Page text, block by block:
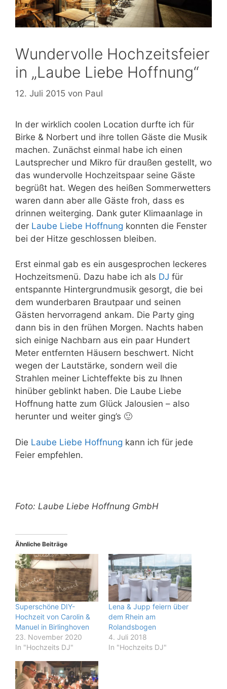
Wundervolle Hochzeitsfeier
in „Laube Liebe Hoffnung“
12. Juli 2015 von Paul
In der wirklich coolen Location durfte ich für
Birke & Norbert und ihre tollen Gäste die Musik
machen. Zunächst einmal habe ich einen
Lautsprecher und Mikro für draußen gestellt, wo
das wundervolle Hochzeitspaar seine Gäste
begrüßt hat. Wegen des heißen Sommerwetters
waren dann aber alle Gäste froh, dass es
drinnen weiterging. Dank guter Klimaanlage in
der Laube Liebe Hoffnung konnten die Fenster
bei der Hitze geschlossen bleiben.
Erst einmal gab es ein ausgesprochen leckeres
Hochzeitsmenü. Dazu habe ich als DJ für
entspannte Hintergrundmusik gesorgt, die bei
dem wunderbaren Brautpaar und seinen
Gästen hervorragend ankam. Die Party ging
dann bis in den frühen Morgen. Nachts haben
sich einige Nachbarn aus ein paar Hundert
Meter entfernten Häusern beschwert. Nicht
wegen der Lautstärke, sondern weil die
Strahlen meiner Lichteffekte bis zu Ihnen
hinüber geblinkt haben. Die Laube Liebe
Hoffnung hatte zum Glück Jalousien – also
herunter und weiter ging’s 🙂
Die Laube Liebe Hoffnung kann ich für jede
Feier empfehlen.
Foto: Laube Liebe Hoffnung GmbH
Ähnliche Beiträge
Superschöne DIY-
Hochzeit von Carolin &
Manuel in Birlinghoven
23. November 2020
In "Hochzeits DJ"
Lena & Jupp feiern über
dem Rhein am
Rolandsbogen
4. Juli 2018
In "Hochzeits DJ"